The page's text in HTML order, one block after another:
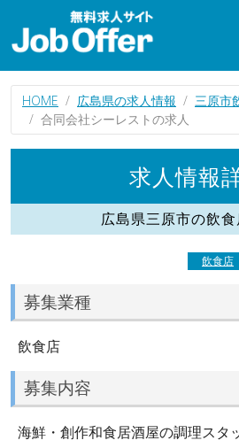
HOME 広島県の求人情報
三原市
合同会社シーレストの求人
求人情報
広島県三原市の飲
飲食店
募集業種
飲食店
募集内容
海鮮・創作和食居酒屋の調理スタ